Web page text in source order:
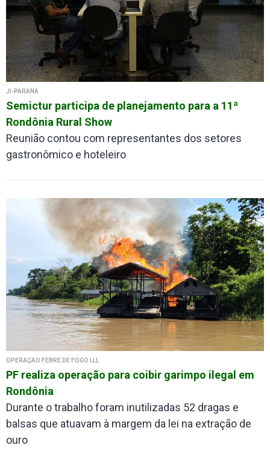
JI-PARANÁ
Semictur participa de planejamento para a 11ª
Rondônia Rural Show
Reunião contou com representantes dos setores
gastronômico e hoteleiro
OPERAÇÃO FEBRE DE FOGO LLL
PF realiza operação para coibir garimpo ilegal em
Rondônia
Durante o trabalho foram inutilizadas 52 dragas e
balsas que atuavam à margem da lei na extração de
ouro